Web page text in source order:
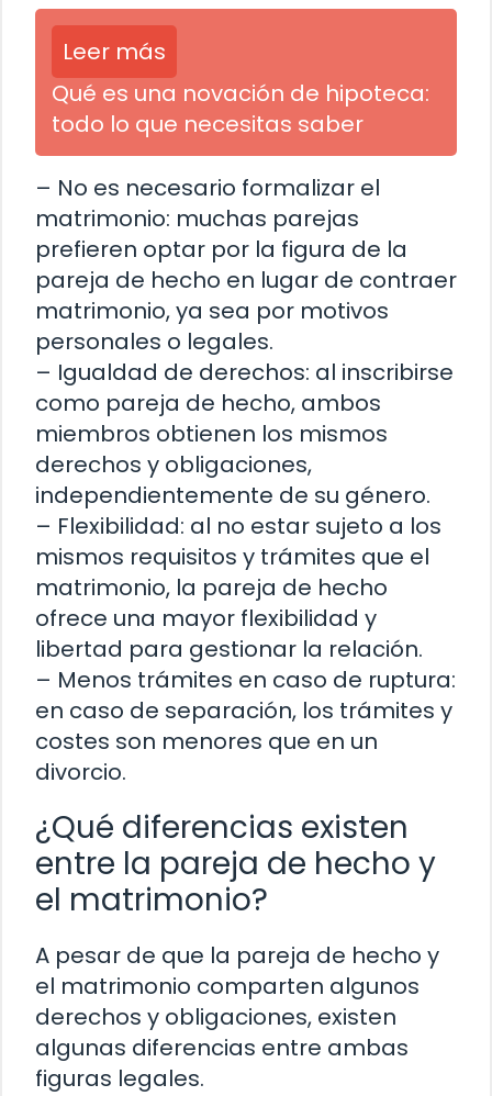
Leer más
Qué es una novación de hipoteca:
todo lo que necesitas saber
– No es necesario formalizar el
matrimonio: muchas parejas
prefieren optar por la figura de la
pareja de hecho en lugar de contraer
matrimonio, ya sea por motivos
personales o legales.
– Igualdad de derechos: al inscribirse
como pareja de hecho, ambos
miembros obtienen los mismos
derechos y obligaciones,
independientemente de su género.
– Flexibilidad: al no estar sujeto a los
mismos requisitos y trámites que el
matrimonio, la pareja de hecho
ofrece una mayor flexibilidad y
libertad para gestionar la relación.
– Menos trámites en caso de ruptura:
en caso de separación, los trámites y
costes son menores que en un
divorcio.
¿Qué diferencias existen
entre la pareja de hecho y
el matrimonio?
A pesar de que la pareja de hecho y
el matrimonio comparten algunos
derechos y obligaciones, existen
algunas diferencias entre ambas
figuras legales.